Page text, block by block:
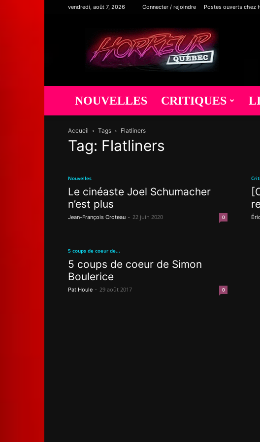
vendredi, août 7, 2026 Connecter / rejoindre Postes ouverts chez
Horreur
Québec
NOUVELLES CRITIQUES
Accueil Tags Flatliners
Tag: Flatliners
Nouvelles
Le cinéaste Joel Schumacher
n’est plus
Jean-François Croteau - 22 juin 2020 0
5 coups de coeur de...
5 coups de coeur de Simon
Boulerice
Pat Houle - 29 août 2017 0